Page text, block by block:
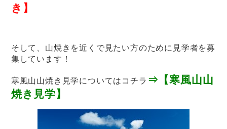
き】
そして、山焼きを近くで見たい方のために見学者を募
集しています！
寒風山山焼き見学についてはコチラ ⇒【寒風山山
焼き見学】